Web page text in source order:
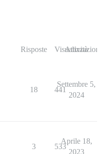
Risposte Visualizzazioni
Attività
18 441
Settembre 5,
2024
3 533
Aprile 18,
2023